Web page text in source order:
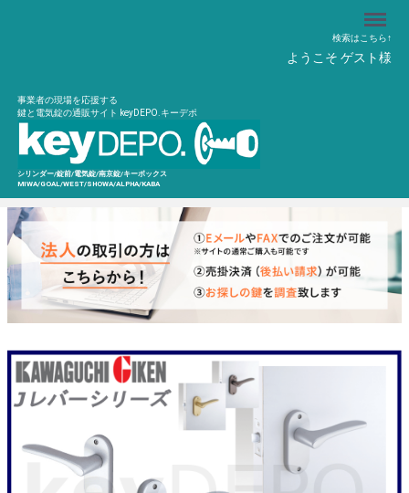
検索はこちら↑
ようこそ ゲスト様
事業者の現場を応援する
鍵と電気錠の通販サイト keyDEPO.キーデポ
シリンダー/錠前/電気錠/南京錠/キーボックス
MIWA/GOAL/WEST/SHOWA/ALPHA/KABA
Menu